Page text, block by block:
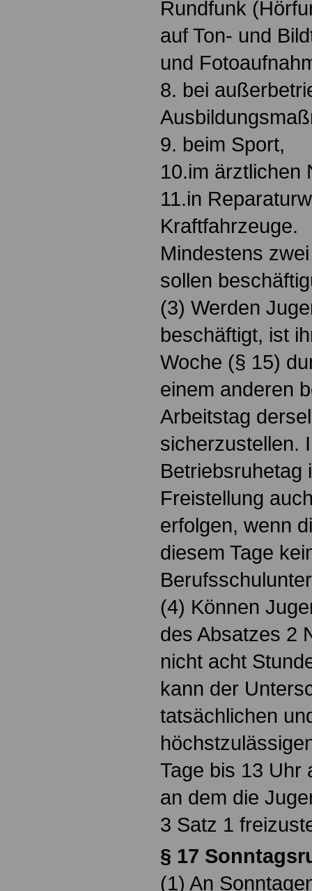
Rundfunk
auf Ton- und
und
8. bei
9. beim Sport,
10.im ärztlichen
11.in
Kraftfahrzeuge.
Mindestens
sollen
(3) Werden
beschäftigt, ist
Woche (§ 15)
einem anderen
Arbeitstag
sicherzustellen.
Betriebsruhetag
Freistellung
erfolgen, wenn
diesem Tage
(4) Können
des Absatzes 2
nicht acht
kann der
tatsächlichen
Tage bis 13 Uhr
an dem die
3 Satz 1
§ 17
(1) An